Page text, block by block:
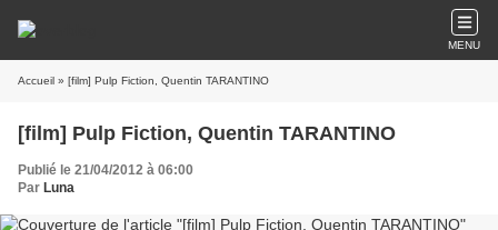
MENU
Accueil » [film] Pulp Fiction, Quentin TARANTINO
[film] Pulp Fiction, Quentin TARANTINO
Publié le 21/04/2012 à 06:00
Par Luna